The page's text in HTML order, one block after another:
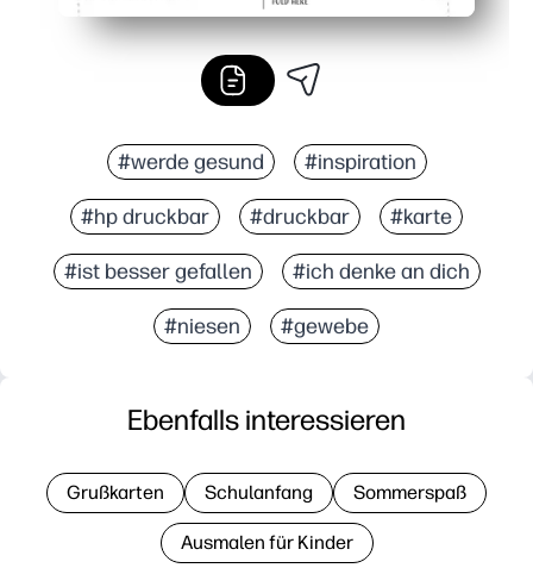
#werde gesund #inspiration
#hp druckbar #druckbar #karte
#ist besser gefallen #ich denke an dich
#niesen #gewebe
Ebenfalls interessieren
Grußkarten Schulanfang Sommerspaß
Ausmalen für Kinder